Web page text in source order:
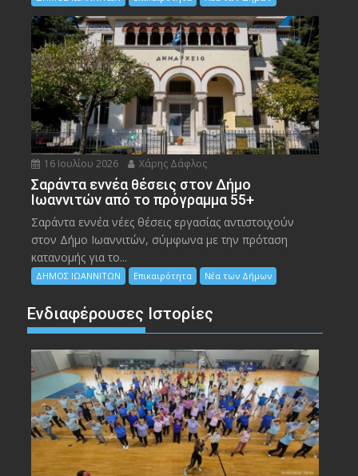
16 Ιουλίου 2026 Χάρης Δάφλος
Σαράντα εννέα θέσεις στον Δήμο
Ιωαννιτών από το πρόγραμμα 55+
Σαράντα εννέα νέες θέσεις εργασίας αντιστοιχούν
στον Δήμο Ιωαννιτών, σύμφωνα με την πρόταση
κατανομής για το...
ΔΗΜΟΣ ΙΩΑΝΝΙΤΩΝ Επικαιρότητα Νέα των Δήμων
Ενδιαφέρουσες Ιστορίες